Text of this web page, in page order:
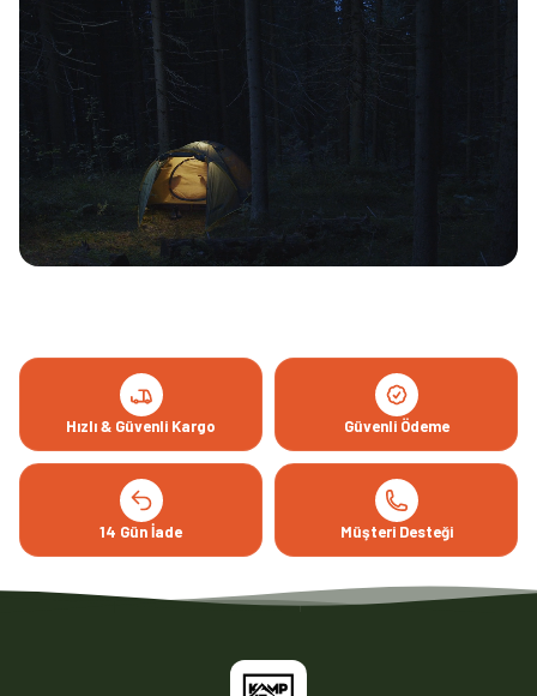
Hızlı & Güvenli Kargo Güvenli Ödeme
14 Gün İade Müşteri Desteği